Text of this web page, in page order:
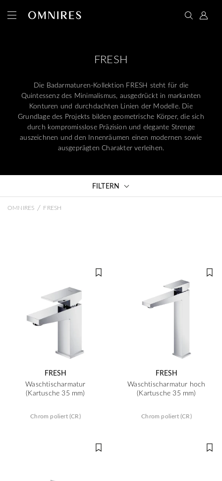
FRESH
Die Badarmaturen-Kollektion FRESH steht für die
Quintessenz des Minimalismus, ausgedrückt in markanten
Konturen und durchdachten Linien der Modelle. Die
Grundlage des Projekts bilden geometrische Körper, die sich
durch kompromisslose Präzision und elegante Strenge
auszeichnen und den Innenräumen einen modernen sowie
ausgeprägten Charakter verleihen.
FILTERN
OMNIRES / FRESH
FRESH
Waschtischarmatur
(Kartusche 35 mm)
Chrom poliert (CR)
FRESH
Waschtischarmatur hoch
(Kartusche 35 mm)
Chrom poliert (CR)